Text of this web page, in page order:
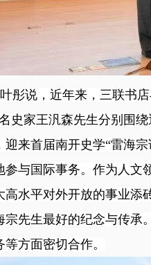
彤说，近年来，三联书
史家王汎森先生分别围
来首届南开史学“雷海
参与国际事务。作为人
高水平对外开放的事业
宗先生最好的纪念与传
方面密切合作。